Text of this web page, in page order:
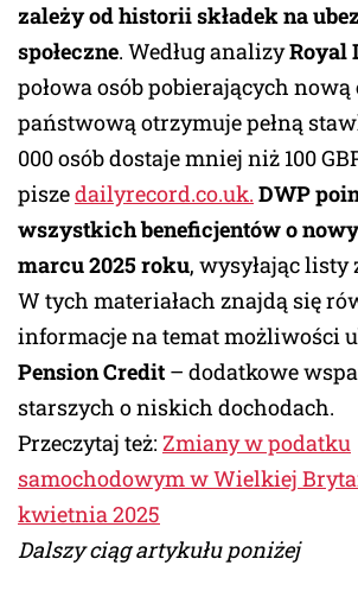
zależy od historii składek na
społeczne. Według analizyRoyal
połowa osób pobierających
państwową otrzymuje pełną
000 osób dostaje mniej niż 100
piszedailyrecord.co.uk. DWP
wszystkich beneficjentów o
marcu 2025 roku, wysyłając listy
W tych materiałach znajdą się
informacje na temat możliwości
Pension Credit – dodatkowe
starszych o niskich dochodach.
Przeczytaj też: Zmiany w podatku
samochodowym w Wielkiej
kwietnia 2025
Dalszy ciąg artykułu poniżej